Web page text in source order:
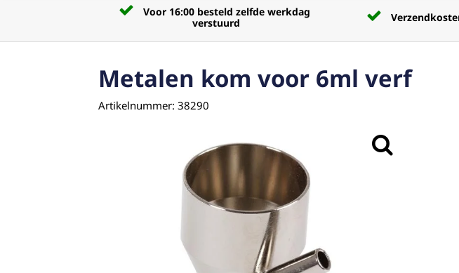
Voor 16:00 besteld zelfde werkdag
verstuurd
Metalen kom voor 6ml verf
Artikelnummer: 38290